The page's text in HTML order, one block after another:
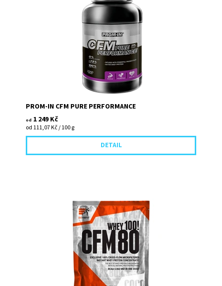
Vysokoprocentní proteinový nápoj vyrobený metodou
CFM (cross flow microfiltration – mikrofiltrace zkříženým
PROM-IN CFM PURE PERFORMANCE
od 1 249 Kč
od 111,07 Kč / 100 g
DETAIL
Professional WPC 80 je od března 2014 v novém balení, s
novým a ještě lepším složením a také s novým názvem! V
čem je nový CFM...